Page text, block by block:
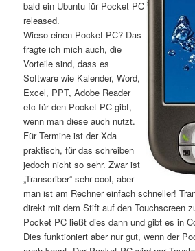
bald ein Ubuntu für Pocket PC
released.
Wieso einen Pocket PC? Das
fragte ich mich auch, die
Vorteile sind, dass es
Software wie Kalender, Word,
Excel, PPT, Adobe Reader
etc für den Pocket PC gibt,
wenn man diese auch nutzt.
Für Termine ist der Xda
praktisch, für das schreiben
jedoch nicht so sehr. Zwar ist
„Transcriber“ sehr cool, aber
man ist am Rechner einfach schneller!
direkt mit dem Stift auf den Touchscreen
Pocket PC ließt dies dann und gibt es in
Dies funktioniert aber nur gut, wenn der